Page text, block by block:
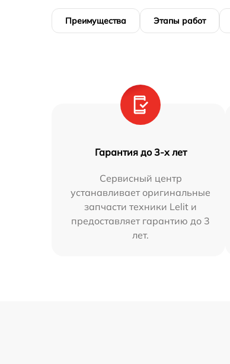
Преимущества Этапы работ
Гарантия до 3-х лет
Сервисный центр
устанавливает оригинальные
запчасти техники Lelit и
предоставляет гарантию до 3
лет.